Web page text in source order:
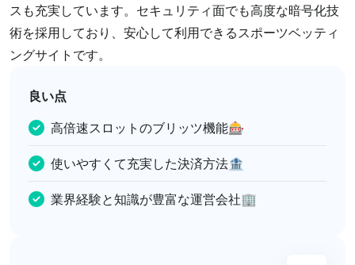
スも充実しています。セキュリティ面でも高度な暗号化技
術を採用しており、安心して利用できるスポーツベッティ
ングサイトです。
良い点
高倍速スロットのブリッツ機能🎰
使いやすくて充実した決済方法🏦
業界経験と知識が豊富な運営会社🏢